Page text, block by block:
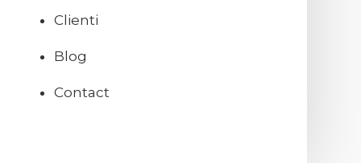
Clienti
Blog
Contact